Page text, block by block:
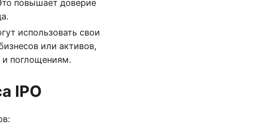
повышает доверие
использовать свои
или активов,
и поглощениям.
IPO